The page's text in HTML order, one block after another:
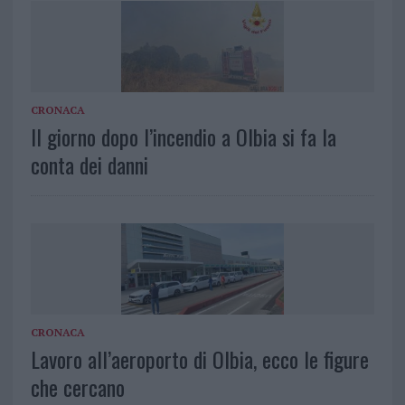
CRONACA
Il giorno dopo l’incendio a Olbia si fa la
conta dei danni
CRONACA
Lavoro all’aeroporto di Olbia, ecco le figure
che cercano